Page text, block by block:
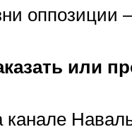
оппозиции
или
канале